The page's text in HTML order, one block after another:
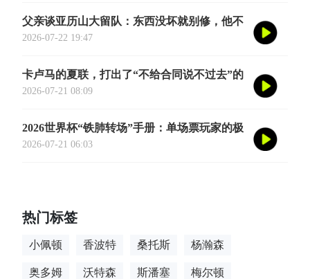
父亲谈亚历山大留队：东西没坏就别修，他不
会被夜生活诱惑走
2026-07-22 19:47
卡卢马的夏联，打出了“不给合同说不过去”的
数据
2026-07-21 08:09
2026世界杯“铁肺转场”手册：单场票玩家的极
限跨城生存法则
2026-07-21 06:03
热门标签
小佩顿 香波特 桑托斯 杨瀚森
奥多姆 沃特森 斯潘塞 梅尔顿